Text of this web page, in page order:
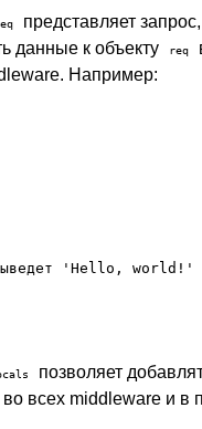
представляет
данные к объекту
req
Например:
'Hello, world!'
позволяет
всех middleware и в